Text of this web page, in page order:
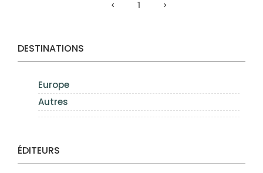
DESTINATIONS
Europe
Autres
ÉDITEURS
1